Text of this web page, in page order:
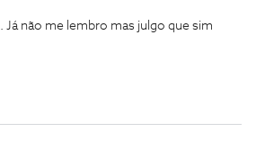
não me lembro mas julgo que sim